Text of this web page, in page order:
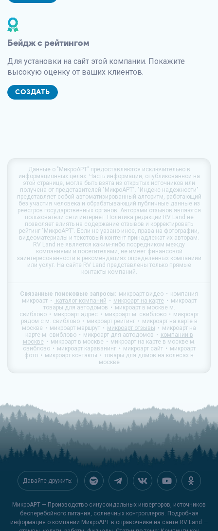
Бейдж с рейтингом
Для установки на сайт этой компании. Покажите
высокую оценку от ваших клиентов.
СОЗДАТЬ
Данные о "МикроАРТ" предоставляются исключительно в
информационных целях. Часть информации, опубликованной на
этой странице, могла быть взята из открытых источников или
получена от представителей "МикроАРТ". "Индекс надежности"
представляет собой автоматизированный алгоритм, работающий
без участия человека и обрабатывающий публичные данные из
реестров государственных органов. Авторами отзывов являются
пользователи сети интернет. Политика редакции RV Land не
позволяет влиять на содержание отзывов и корректировать
рейтинг "МикроАРТ". Если не уазано иное, права на фотографии,
видеоматериалы и текстовый контент принадлежат их авторам.
RV Land не является каким-либо посредником между
компаниями и посетителями, не имеет финансовой
заинтересованности в рекомендациях определённых компаниий
или услуг. На сайте RV Land представлены только прямые
контакты компаний.
Связанные поисковые запросы: микроарт видео
компания
микроарт
каталог компаний микроарт на карте
микроарт
товары для автодомов
микроарт в москве м.
свиблово
микроарт адрес микроарт м. свиблово
микроарт
рядом с м. свиблово
микроарт рейтинг
микроарт на карте в
москве
микроарт маршрут микроарт отзывы
микроарт на
карте м. свиблово
микроарт для автодомов
компании в
москве
микроарт в москве
микроарт на карте в москве м.
свиблово
микроарт караванинг микроарт сайт
микроарт
фото
микроарт контакты
товары для домов на колесах в
москве
Давайте дружить:
МикроАРТ — Производство синусоидальных инверторов, источников
бесперебойного питания, солнечных контроллеров. Подробная
информация о компании МикроАРТ в справочнике на сайте RV Land —